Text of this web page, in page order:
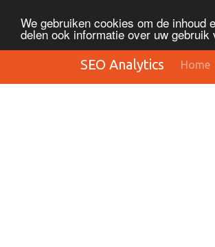
We gebruiken cookies om de inhoud
delen ook informatie over uw
SEO Analytics Home